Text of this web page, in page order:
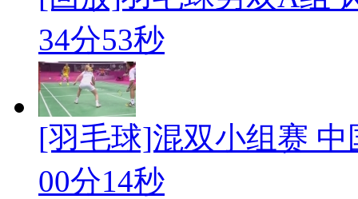
34分53秒
[羽毛球]混双小组赛
00分14秒